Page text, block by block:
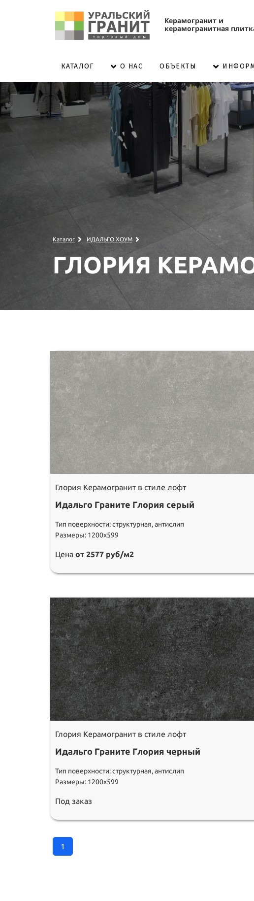
Керамогранит и
керамогранитная
КАТАЛОГ О НАС ОБЪЕКТЫ
Каталог ИДАЛЬГО ХОУМ
ГЛОРИЯ
Глория Керамогранит в стиле лофт
Идальго Граните Глория серый
Тип поверхности: структурная, антислип
Размеры: 1200х599
Цена от 2577 руб/м2
Глория Керамогранит в стиле лофт
Идальго Граните Глория черный
Тип поверхности: структурная, антислип
Размеры: 1200х599
Под заказ
1